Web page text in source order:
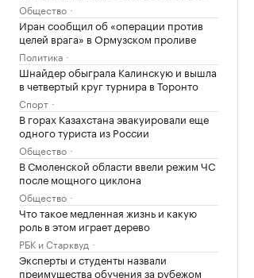
Общество
Иран сообщил об «операции против
целей врага» в Ормузском проливе
Политика
Шнайдер обыграла Калинскую и вышла
в четвертый круг турнира в Торонто
Спорт
В горах Казахстана эвакуировали еще
одного туриста из России
Общество
В Смоленской области ввели режим ЧС
после мощного циклона
Общество
Что такое медленная жизнь и какую
роль в этом играет дерево
РБК и Старквуд
Эксперты и студенты назвали
преимущества обучения за рубежом